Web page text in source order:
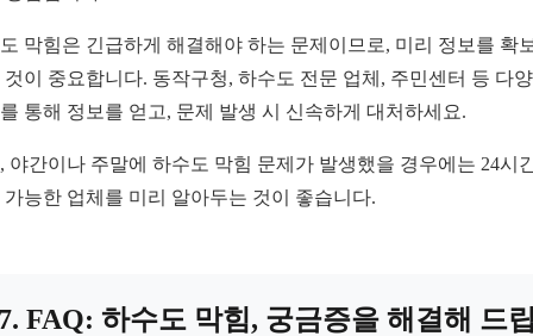
막힘은 긴급하게 해결해야 하는 문제이므로, 미리 정보를 확
것이 중요합니다. 동작구청, 하수도 전문 업체, 주민센터 등 다
통해 정보를 얻고, 문제 발생 시 신속하게 대처하세요.
야간이나 주말에 하수도 막힘 문제가 발생했을 경우에는 24시
가능한 업체를 미리 알아두는 것이 좋습니다.
FAQ: 하수도 막힘, 궁금증을 해결해 드